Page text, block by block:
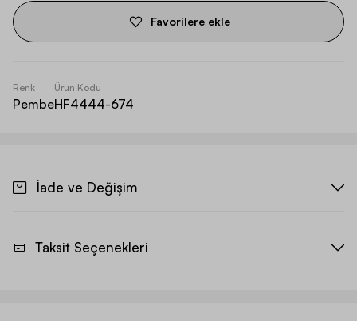
Favorilere ekle
Renk
Pembe
Ürün Kodu
HF4444-674
İade ve Değişim
Taksit Seçenekleri